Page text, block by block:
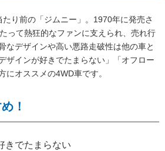
り前の「ジムニー」。1970年に発売さ
って熱狂的なファンに支えられ、売れ行
なデザインや高い悪路走破性は他の車と
ザインが好きでたまらない」「オフロー
にオススメの4WD車です。
！
きでたまらない